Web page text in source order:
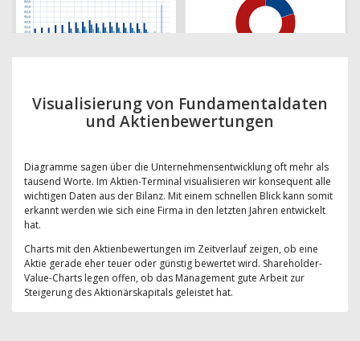
Visualisierung von Fundamentaldaten
und Aktienbewertungen
Diagramme sagen über die Unternehmensentwicklung oft mehr als
tausend Worte. Im Aktien-Terminal visualisieren wir konsequent alle
wichtigen Daten aus der Bilanz. Mit einem schnellen Blick kann somit
erkannt werden wie sich eine Firma in den letzten Jahren entwickelt
hat.
Charts mit den Aktienbewertungen im Zeitverlauf zeigen, ob eine
Aktie gerade eher teuer oder günstig bewertet wird. Shareholder-
Value-Charts legen offen, ob das Management gute Arbeit zur
Steigerung des Aktionärskapitals geleistet hat.